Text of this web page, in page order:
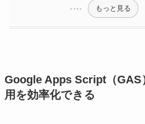
もっと見る
Google Apps Script（GAS
用を効率化できる